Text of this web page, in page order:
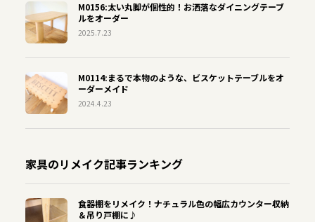
M0156:太い丸脚が個性的！お洒落なダイニングテーブ
ルをオーダー
2025.7.23
M0114:まるで本物のような、ビスケットテーブルをオ
ーダーメイド
2024.4.23
家具のリメイク記事ランキング
食器棚をリメイク！ナチュラル色の幅広カウンター収納
＆吊り戸棚に♪